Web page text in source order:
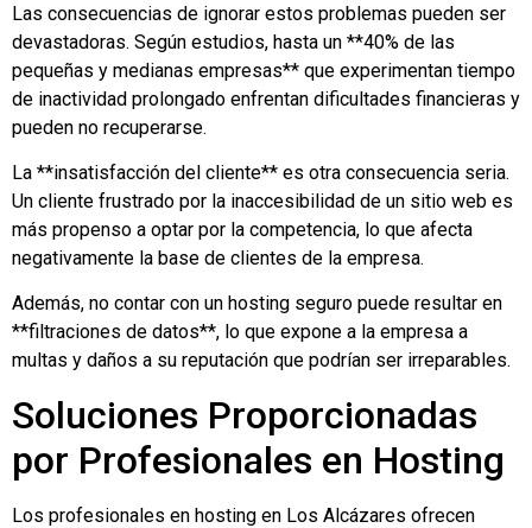
Las consecuencias de ignorar estos problemas pueden ser
devastadoras. Según estudios, hasta un **40% de las
pequeñas y medianas empresas** que experimentan tiempo
de inactividad prolongado enfrentan dificultades financieras y
pueden no recuperarse.
La **insatisfacción del cliente** es otra consecuencia seria.
Un cliente frustrado por la inaccesibilidad de un sitio web es
más propenso a optar por la competencia, lo que afecta
negativamente la base de clientes de la empresa.
Además, no contar con un hosting seguro puede resultar en
**filtraciones de datos**, lo que expone a la empresa a
multas y daños a su reputación que podrían ser irreparables.
Soluciones Proporcionadas
por Profesionales en Hosting
Los profesionales en hosting en Los Alcázares ofrecen